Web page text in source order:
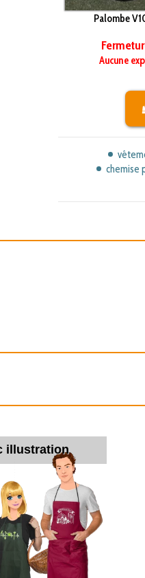
Palombe
Aucune
chemise
illustration